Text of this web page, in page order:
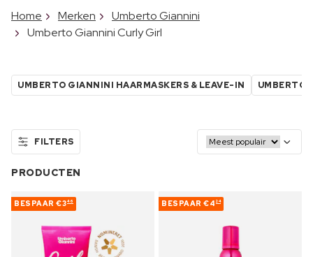
Home Merken
Umberto Giannini
Umberto Giannini Curly Girl
UMBERTO GIANNINI HAARMASKERS & LEAVE-IN UMBERTO
FILTERS
PRODUCTEN
BESPAAR €346 BESPAAR €4 24